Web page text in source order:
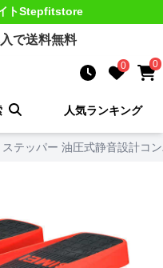
トStepfitstore
で送料無料
0 0
人気ランキング
ステッパー 油圧式静音設計コ